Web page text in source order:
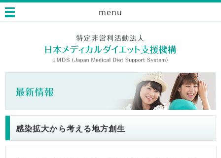
menu
感染拡大から考える地方創生